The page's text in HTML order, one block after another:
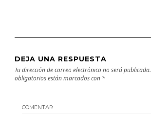
DEJA UNA RESPUESTA
Tu dirección de correo electrónico no será publicada.
obligatorios están marcados con *
COMENTAR